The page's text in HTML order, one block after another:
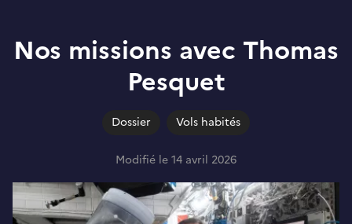
Nos missions avec Thomas
Pesquet
Dossier Vols habités
Modifié le 14 avril 2026